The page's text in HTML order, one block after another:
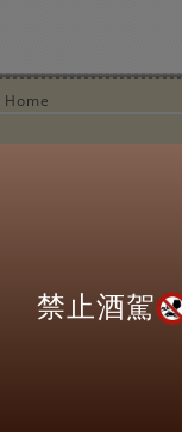
Home
禁止酒駕